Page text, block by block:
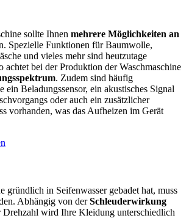
sollte Ihnen mehrere Möglichkeiten an
Spezielle Funktionen für Baumwolle,
und vieles mehr sind heutzutage
achtet bei der Produktion der Waschmaschine
. Zudem sind häufig
ein Beladungssensor, ein akustisches Signal
oder auch ein zusätzlicher
vorhanden, was das Aufheizen im Gerät
gründlich in Seifenwasser gebadet hat, muss
Abhängig von derSchleuderwirkung
Drehzahl wird Ihre Kleidung unterschiedlich